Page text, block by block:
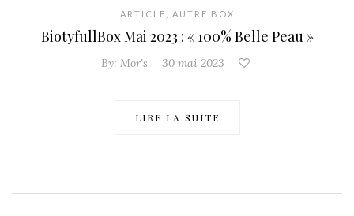
ARTICLE AUTRE BOX
BiotyfullBox Mai 2023 : « 100% Belle Peau »
By: Mor's 30 mai 2023
LIRE LA SUITE